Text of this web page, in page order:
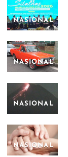
NASIONAL
NASIONAL
NASIONAL
NASIONAL